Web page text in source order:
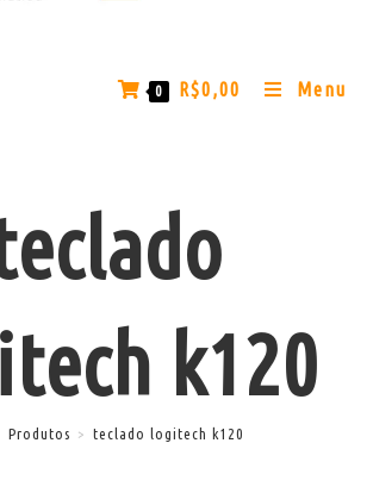
0 R$0,00 Menu
k120
Produtos > teclado logitech k120